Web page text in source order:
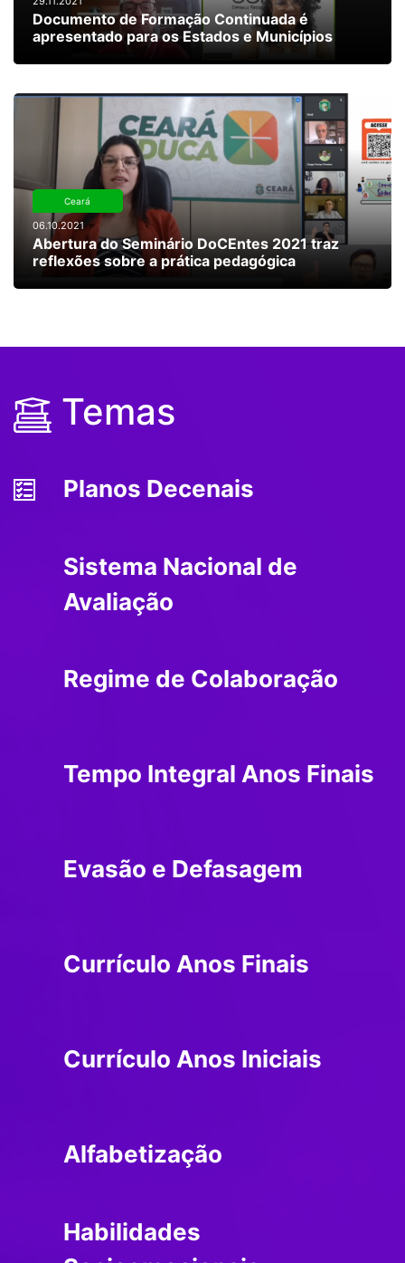
Documento de Formação Continuada é
apresentado para os Estados e Municípios
Ceará
06.10.2021
Abertura do Seminário DoCEntes 2021 traz
reflexões sobre a prática pedagógica
Temas
Planos Decenais
Sistema Nacional de
Avaliação
Regime de Colaboração
Tempo Integral Anos Finais
Evasão e Defasagem
Currículo Anos Finais
Currículo Anos Iniciais
Alfabetização
Habilidades